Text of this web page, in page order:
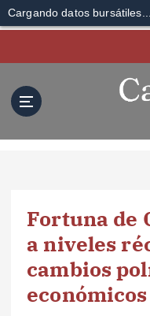
Cargando datos bursátiles...
Fortuna de
a niveles
cambios
económicos